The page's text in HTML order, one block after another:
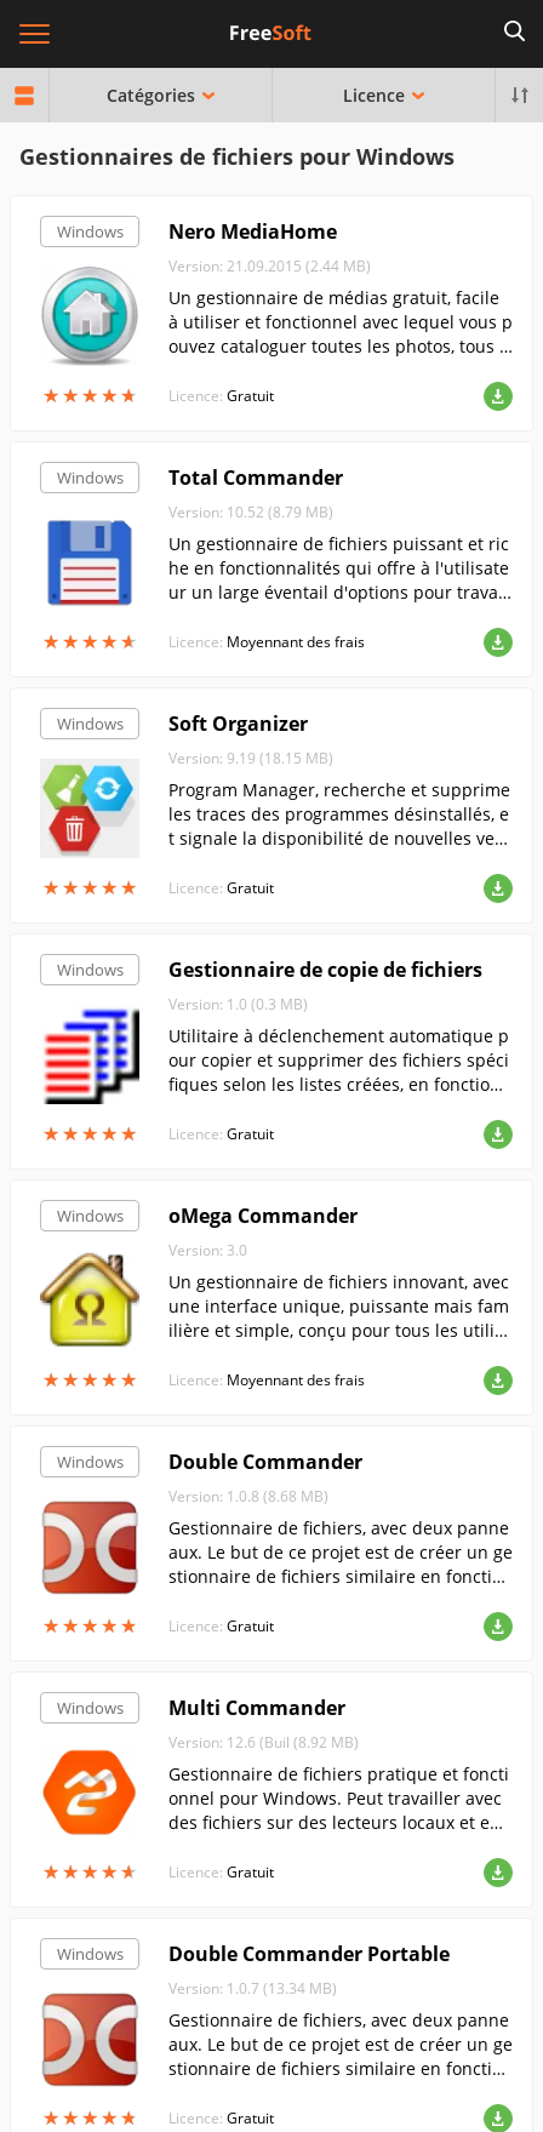
Catégories Licence
Gestionnaires de fichiers pour Windows
Windows
★★★★★
★★★★★
Nero MediaHome
Version: 21.09.2015 (2.44 MB)
Un gestionnaire de médias gratuit, facile
à utiliser et fonctionnel avec lequel vous p
ouvez cataloguer toutes les photos, tous l
eur.
Licence: Gratuit
Windows
★★★★★
★★★★★
Total Commander
Version: 10.52 (8.79 MB)
Un gestionnaire de fichiers puissant et ric
he en fonctionnalités qui offre à l'utilisate
ur un large éventail d'options pour travaill
Licence: Moyennant des frais
Windows
★★★★★
★★★★★
Soft Organizer
Version: 9.19 (18.15 MB)
Program Manager, recherche et supprime
les traces des programmes désinstallés, e
t signale la disponibilité de nouvelles vers
ui vous permet de trouver et de supprime
Licence: Gratuit
Windows
★★★★★
★★★★★
Gestionnaire de copie de fichiers
Version: 1.0 (0.3 MB)
Utilitaire à déclenchement automatique p
our copier et supprimer des fichiers spéci
fiques selon les listes créées, en fonction
Licence: Gratuit
Windows
★★★★★
★★★★★
oMega Commander
Version: 3.0
Un gestionnaire de fichiers innovant, avec
une interface unique, puissante mais fam
ilière et simple, conçu pour tous les utilisa
Licence: Moyennant des frais
Windows
★★★★★
★★★★★
Double Commander
Version: 1.0.8 (8.68 MB)
Gestionnaire de fichiers, avec deux panne
aux. Le but de ce projet est de créer un ge
stionnaire de fichiers similaire en fonction
vec ses plugins.
Licence: Gratuit
Windows
★★★★★
★★★★★
Multi Commander
Version: 12.6 (Buil (8.92 MB)
Gestionnaire de fichiers pratique et foncti
onnel pour Windows. Peut travailler avec
des fichiers sur des lecteurs locaux et en r
nt.
Licence: Gratuit
Windows
★★★★★
★★★★★
Double Commander Portable
Version: 1.0.7 (13.34 MB)
Gestionnaire de fichiers, avec deux panne
aux. Le but de ce projet est de créer un ge
stionnaire de fichiers similaire en fonction
vec ses plugins.
Licence: Gratuit